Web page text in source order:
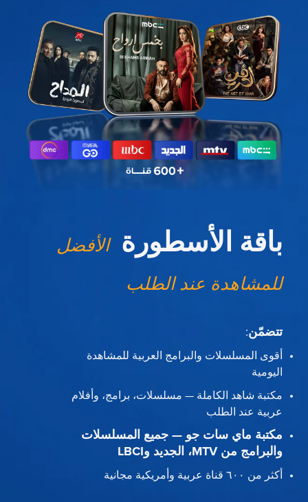
باقة الأسطورة الأفضل
للمشاهدة عند الطلب
تتضمّن:
أقوى المسلسلات والبرامج العربية للمشاهدة
اليومية
مكتبة شاهد الكاملة — مسلسلات، برامج، وأفلام
عربية عند الطلب
مكتبة ماي سات جو — جميع المسلسلات
والبرامج من MTV، الجديد وLBCI
أكثر من ٦٠٠ قناة عربية وأمريكية مجانية